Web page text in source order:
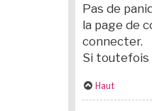
Pas de
la page de
connecter.
Si toutefois
Haut